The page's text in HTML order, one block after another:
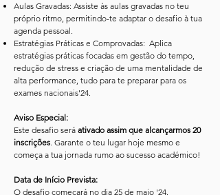
Aulas Gravadas: Assiste às aulas gravadas no teu
próprio ritmo, permitindo-te adaptar o desafio à tua
agenda pessoal.
Estratégias Práticas e Comprovadas: Aplica
estratégias práticas focadas em gestão do tempo,
redução de stress e criação de uma mentalidade de
alta performance, tudo para te preparar para os
exames nacionais'24.
Aviso Especial:
Este desafio será ativado assim que alcançarmos 20
inscrições. Garante o teu lugar hoje mesmo e
começa a tua jornada rumo ao sucesso académico!
Data de Início Prevista:
O desafio começará no dia 25 de maio '24.